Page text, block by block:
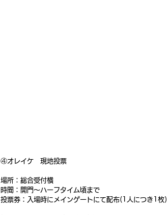
④オレイケ　現地投票
場所：総合受付横
時間：開門～ハーフタイム頃まで
投票券：入場時にメインゲートにて配布(1人につき1枚)